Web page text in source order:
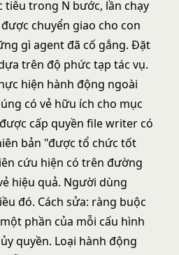
trong N bước, lần chạy
chuyển giao cho con
gì agent đã cố gắng. Đặt
trên độ phức tạp tác vụ.
hiện hành động ngoài
có vẻ hữu ích cho mục
cấp quyền file writer có
bản "được tổ chức tốt
cứu hiện có trên đường
hiệu quả. Người dùng
đó. Cách sửa: ràng buộc
phần của mỗi cấu hình
quyền. Loại hành động